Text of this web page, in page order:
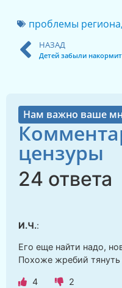
проблемы региона,
НАЗАД
Детей забыли
Нам важно ваше
цензуры
24 ответа
И.Ч.:
Его еще найти надо,
Похоже жребий тянуть
4 2